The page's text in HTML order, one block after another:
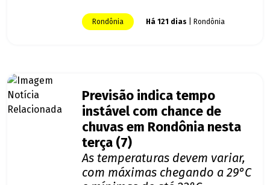
Rondônia Há 121 dias | Rondônia
Previsão indica tempo
instável com chance de
chuvas em Rondônia nesta
terça (7)
As temperaturas devem variar,
com máximas chegando a 29°C